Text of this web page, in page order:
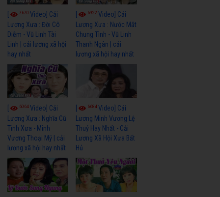
7670 Video] Cải
Lương Xưa : Đời Cô
Diễm - Vũ Linh Tài
Linh | cải lương xã hội
hay nhất
6922Video] Cải
Lương Xưa : Nước Mắt
Chung Tình - Vũ Linh
Thanh Ngân | cải
lương xã hội hay nhất
6064Video] Cải
Lương Xưa : Nghĩa Cũ
Tình Xưa - Minh
Vương Thoại Mỹ | cải
lương xã hội hay nhất
6684Video] Cải
Lương Minh Vương Lệ
Thuỷ Hay Nhất - Cải
Lương Xã Hội Xưa Bất
Hủ